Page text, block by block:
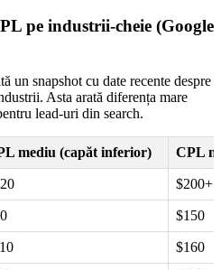
pe industrii-cheie (Google
un snapshot cu date recente despre
Asta arată diferența mare
lead-uri din search.
mediu (capăt inferior) CPL
$200+
$150
$160